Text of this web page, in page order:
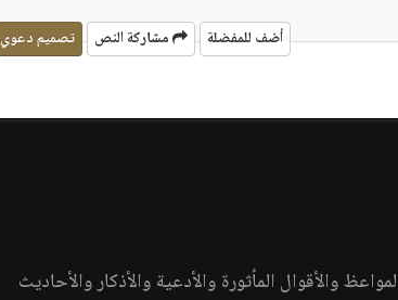
أضف للمفضلة مشاركة النص تصميم دعوي
والأقوال المأثورة والأدعية والأذكار والأحاديث